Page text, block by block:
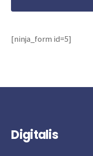
[ninja_form id=5]
Digitalis